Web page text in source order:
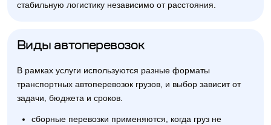
стабильную логистику независимо от расстояния.
Виды автоперевозок
В рамках услуги используются разные форматы
транспортных автоперевозок грузов, и выбор зависит от
задачи, бюджета и сроков.
сборные перевозки применяются, когда груз не